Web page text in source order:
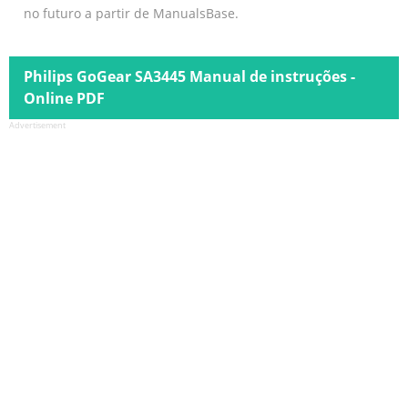
no futuro a partir de ManualsBase.
Philips GoGear SA3445 Manual de instruções -
Online PDF
Advertisement